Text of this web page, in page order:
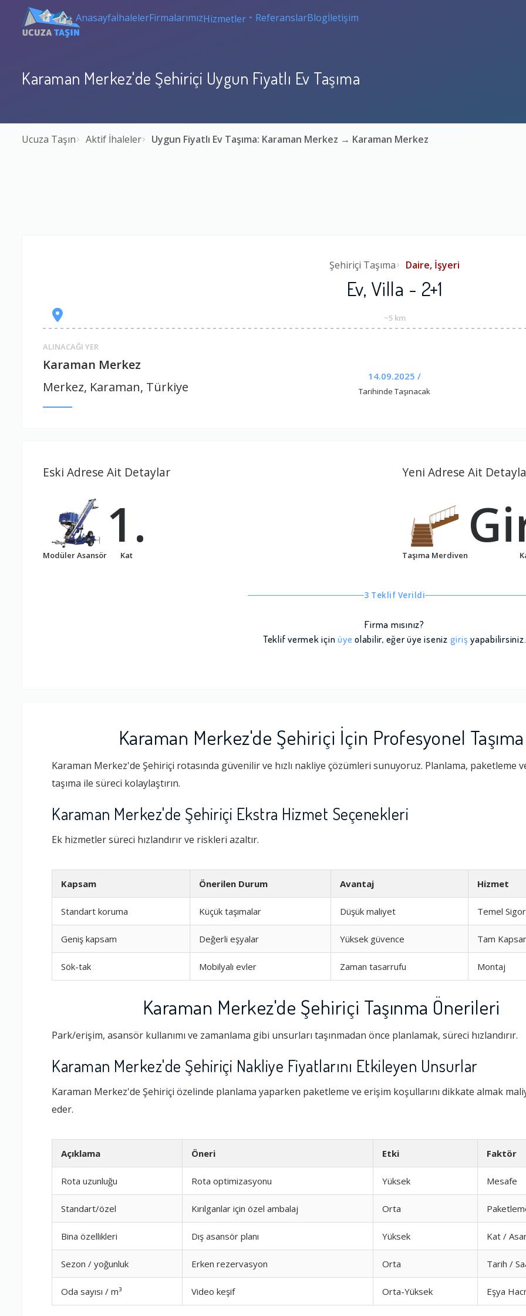
AnasayfaİhalelerFirmalarımızHizmetler ReferanslarBlogİletişim
Karaman Merkez'de Şehiriçi Uygun Fiyatlı Ev Taşıma
Ucuza Taşın Aktif İhaleler Uygun Fiyatlı Ev Taşıma: Karaman Merkez → Karaman Merkez
Şehiriçi Taşıma Daire, İşyeri
Ev, Villa - 2+1
~5 km
ALINACAĞI YER
Karaman Merkez
Merkez, Karaman, Türkiye
14.09.2025 /
Tarihinde Taşınacak
Eski Adrese Ait Detaylar
Modüler Asansör
1.
Kat
Yeni Adrese Ait
Taşıma Merdiven
3 Teklif Verildi
Firma mısınız?
Teklif vermek içinüye olabilir, eğer üye iseniz giriş yapabilirsiniz.
Karaman Merkez'de Şehiriçi İçin Profesyonel Taşıma
Karaman Merkez'de Şehiriçi rotasında güvenilir ve hızlı nakliye çözümleri sunuyoruz. Planlama, paketleme
taşıma ile süreci kolaylaştırın.
Karaman Merkez'de Şehiriçi Ekstra Hizmet Seçenekleri
Ek hizmetler süreci hızlandırır ve riskleri azaltır.
Kapsam Önerilen Durum Avantaj Hizmet
Standart koruma Küçük taşımalar Düşük maliyet Temel
Geniş kapsam Değerli eşyalar Yüksek güvence Tam
Sök-tak Mobilyalı evler Zaman tasarrufu Montaj
Karaman Merkez'de Şehiriçi Taşınma Önerileri
Park/erişim, asansör kullanımı ve zamanlama gibi unsurları taşınmadan önce planlamak, süreci hızlandırır.
Karaman Merkez'de Şehiriçi Nakliye Fiyatlarını Etkileyen Unsurlar
Karaman Merkez'de Şehiriçi özelinde planlama yaparken paketleme ve erişim koşullarını dikkate almak
eder.
Açıklama Öneri Etki Faktör
Rota uzunluğu Rota optimizasyonu Yüksek Mesafe
Standart/özel Kırılganlar için özel ambalaj Orta
Bina özellikleri Dış asansör planı Yüksek Kat /
Sezon / yoğunluk Erken rezervasyon Orta Tarih /
Oda sayısı / m³ Video keşif Orta-Yüksek Eşya
Ambalajlama Hizmeti 1.0
Firma ile İletişim
Zamanlama 1.0